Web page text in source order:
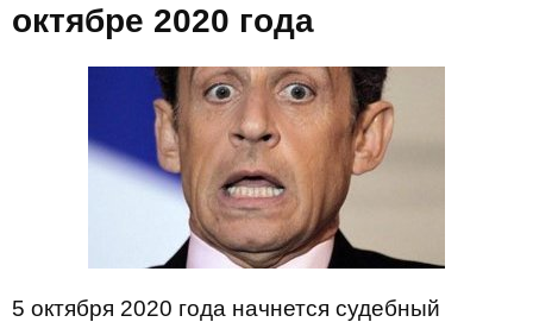
октябре 2020 года
5 октября 2020 года начнется судебный